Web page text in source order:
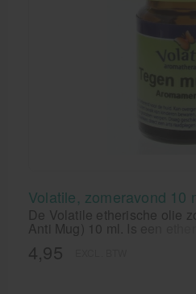
Volatile, zomeravond 10
De Volatile etherische olie
Anti Mug) 10 ml. Is een
op afstand houdt.
4,95